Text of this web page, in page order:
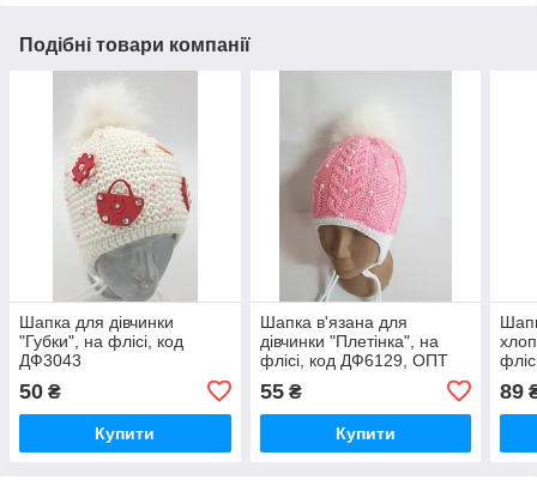
Подібні товари компанії
Шапка для дівчинки
"Губки", на флісі, код
ДФ3043
50 ₴
Купити
Шапка в'язана для
дівчинки "Плетінка", на
флісі, код ДФ6129, ОПТ
55₴
Купити
89